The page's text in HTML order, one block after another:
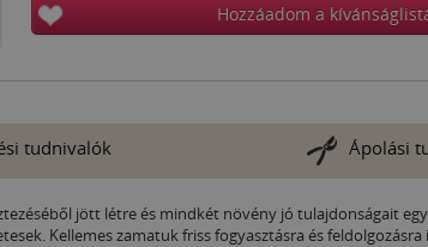
Hozzáadom a
tudnivalók Ápolási
jött létre és mindkét növény jó tulajdonságait
Kellemes zamatuk friss fogyasztásra és feldolgozásra